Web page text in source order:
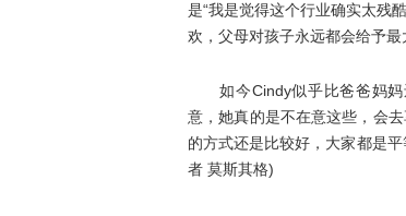
是“我是觉得这个行业确实太残
欢，父母对孩子永远都会给予最
如今Cindy似乎比爸爸妈妈
意，她真的是不在意这些，会
的方式还是比较好，大家都是
者 莫斯其格)